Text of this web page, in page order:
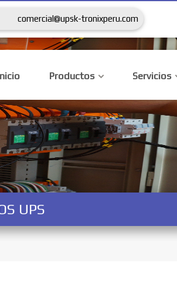
comercial@upsk-tronixperu.com
Productos Servicios
UPS